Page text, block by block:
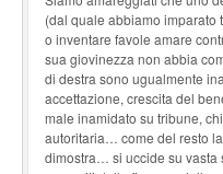
(dal quale abbiamo imparato
o inventare favole amare
sua giovinezza non abbia
di destra sono ugualmente
accettazione, crescita del
male inamidato su tribune,
autoritaria… come del resto la
dimostra… si uccide su vasta